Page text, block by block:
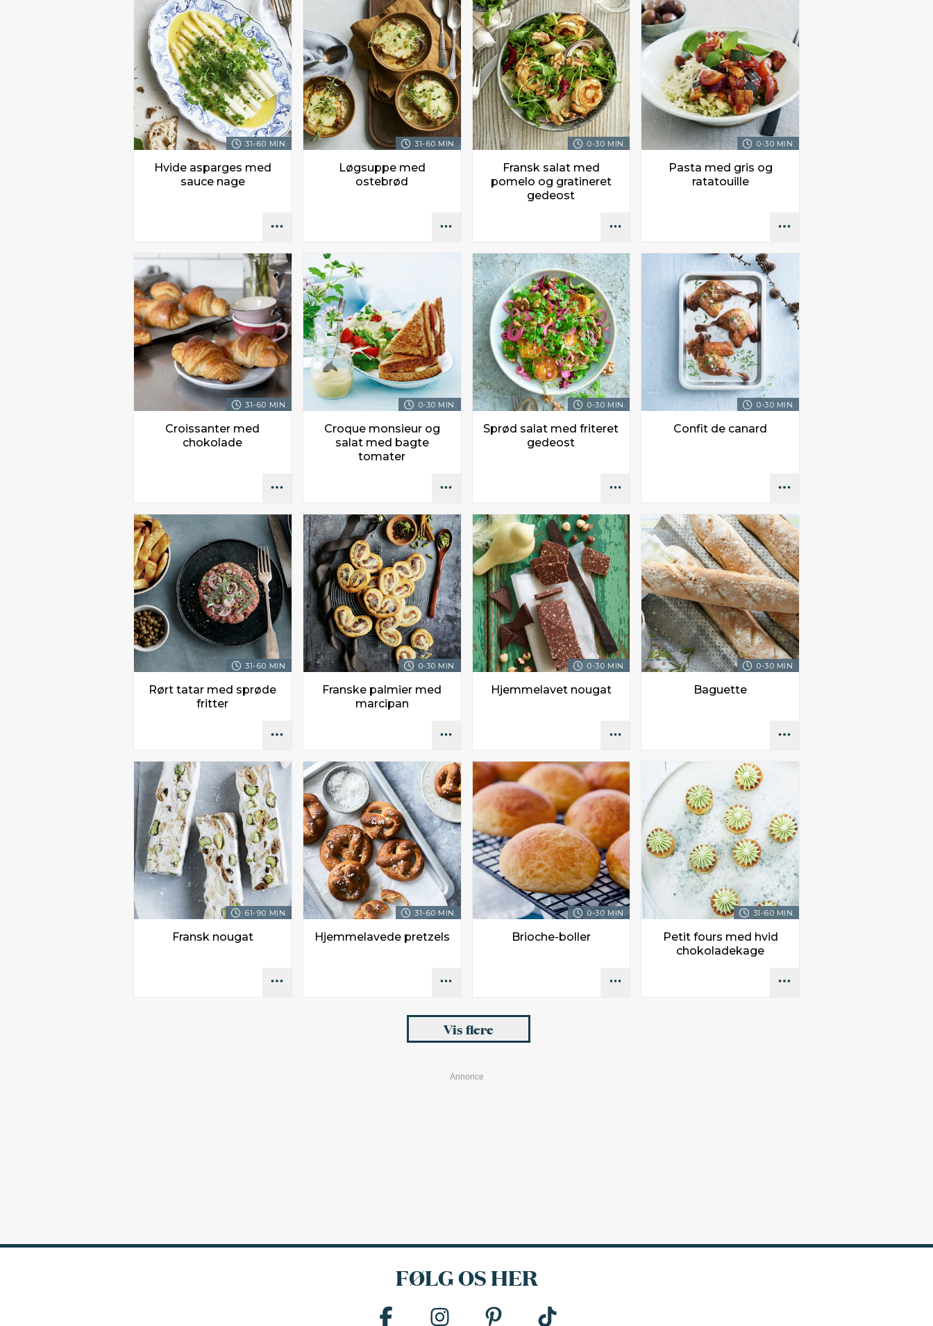
31-60 MIN.
Hvide asparges med
sauce nage
31-60 MIN.
Løgsuppe med
ostebrød
0-30 MIN.
Fransk salat med
pomelo og gratineret
gedeost
0-30 MIN.
Pasta med gris og
ratatouille
31-60 MIN.
Croissanter med
chokolade
0-30 MIN.
Croque monsieur og
salat med bagte
tomater
0-30 MIN.
Sprød salat med friteret
gedeost
0-30 MIN.
Confit de canard
31-60 MIN.
Rørt tatar med sprøde
fritter
0-30 MIN.
Franske palmier med
marcipan
0-30 MIN.
Hjemmelavet nougat
0-30 MIN.
Baguette
61-90 MIN.
Fransk nougat
31-60 MIN.
Hjemmelavede pretzels
0-30 MIN.
Brioche-boller
31-60 MIN.
Petit fours med hvid
chokoladekage
Vis flere
FØLG OS HER